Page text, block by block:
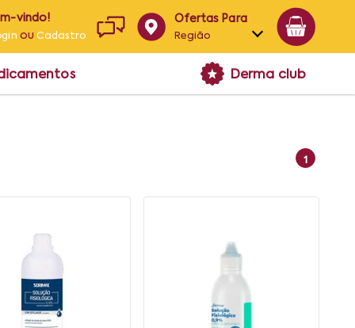
vindo!
ouCadastro
Ofertas Para
Região
Alagoas
Derma club
1